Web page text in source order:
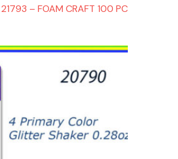
21793 – FOAM CRAFT 100 PC